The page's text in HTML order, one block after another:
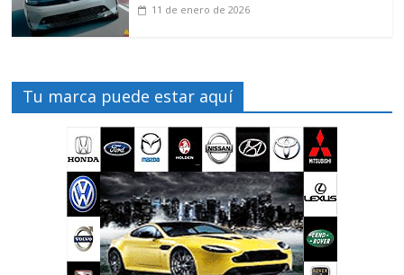
11 de enero de 2026
Tu marca puede estar aquí